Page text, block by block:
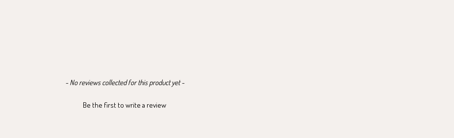
- No reviews collected for this product yet -
Be the first to write a review